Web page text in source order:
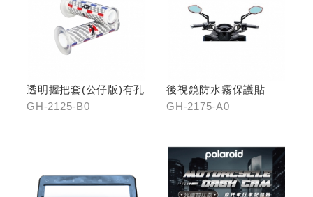
透明握把套(公仔版)有孔
GH-2125-B0
後視鏡防水霧保護貼
GH-2175-A0